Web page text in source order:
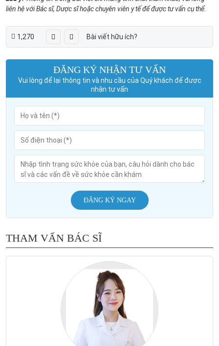
liên hệ với Bác sĩ, Dược sĩ hoặc chuyên viên y tế để được tư vấn cụ thể.
1,270 Bài viết hữu ích?
ĐĂNG KÝ NHẬN TƯ VẤN
Vui lòng để lại thông tin và nhu cầu của Quý khách để được
nhận tư vấn
ĐĂNG KÝ NGAY
THAM VẤN BÁC SĨ